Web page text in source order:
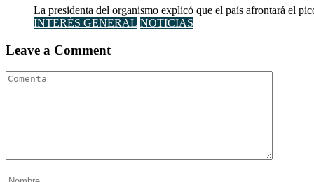
La presidenta del organismo explicó que el país afrontará el
INTERÉS GENERAL NOTICIAS
Leave a Comment